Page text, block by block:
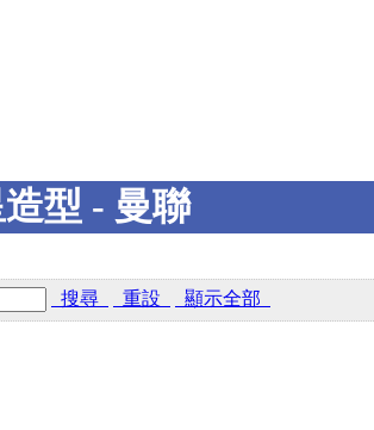
型 - 曼聯
搜尋 重設 顯示全部